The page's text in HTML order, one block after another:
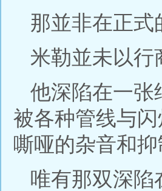
那並非在正式
米勒並未以行
他深陷在一张
被各种管线与
嘶哑的杂音和
唯有那双深陷